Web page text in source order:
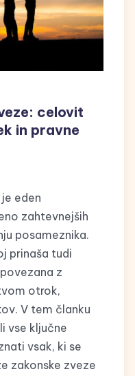
celovit
in pravne
je eden
zahtevnejših
posameznika.
prinaša tudi
z
otrok,
V tem članku
vse ključne
vsak, ki se
zakonske zveze